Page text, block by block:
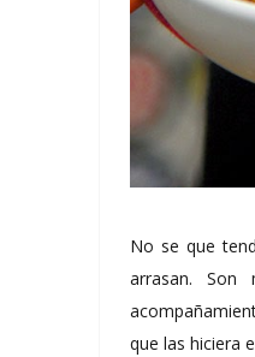
No se que
arrasan. Son
que las hiciera